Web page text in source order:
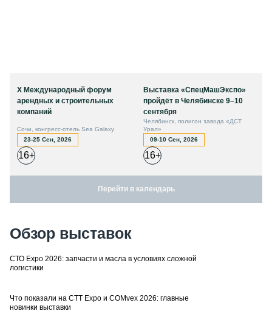
X Международный форум
арендных и строительных
компаний
Сочи, конгресс-отель Sea Galaxy
23-25 Сен, 2026
16+
Выставка «СпецМашЭкспо»
пройдёт в Челябинске 9–10
сентября
Челябинск, полигон завода «ДСТ
Урал»
09-10 Сен, 2026
16+
Перейти в календарь
Обзор выставок
СТО Expo 2026: запчасти и масла в условиях сложной
логистики
Что показали на CTT Expo и COMvex 2026: главные
новинки выставки